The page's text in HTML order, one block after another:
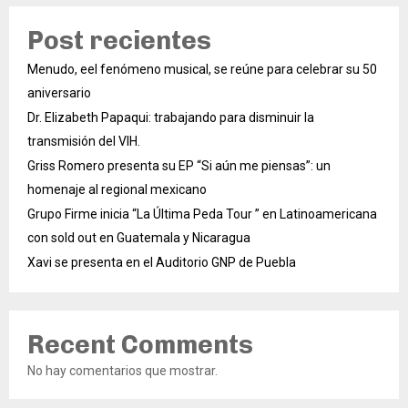
Post recientes
Menudo, eel fenómeno musical, se reúne para celebrar su 50
aniversario
Dr. Elizabeth Papaqui: trabajando para disminuir la
transmisión del VIH.
Griss Romero presenta su EP “Si aún me piensas”: un
homenaje al regional mexicano
Grupo Firme inicia “La Última Peda Tour ” en Latinoamericana
con sold out en Guatemala y Nicaragua
Xavi se presenta en el Auditorio GNP de Puebla
Recent Comments
No hay comentarios que mostrar.